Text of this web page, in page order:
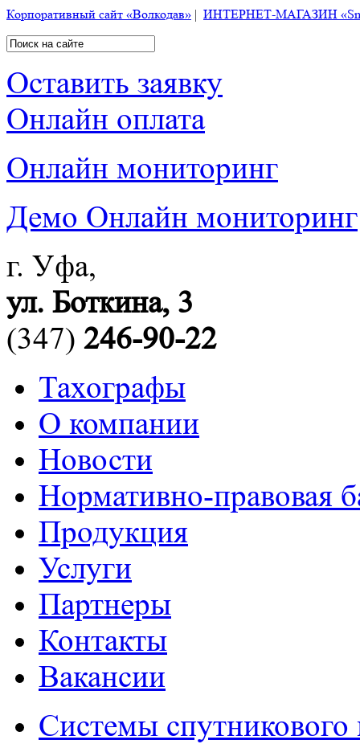
Корпоративный сайт «Волкодав» | ИНТЕРНЕТ-МАГАЗИН
Оставить заявку
Онлайн оплата
Онлайн мониторинг
Демо Онлайн мониторинг
г. Уфа,
ул. Боткина, 3
(347) 246-90-22
Тахографы
О компании
Новости
Нормативно-правовая
Продукция
Услуги
Партнеры
Контакты
Вакансии
Системы спутникового